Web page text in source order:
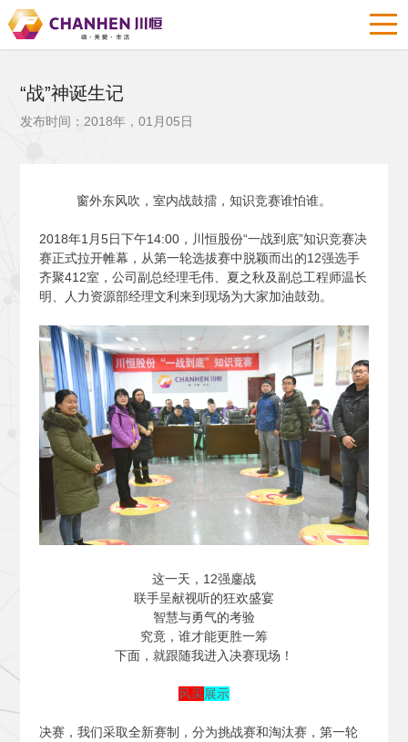
“战”神诞生记
发布时间：2018年，01月05日
窗外东风吹，室内战鼓擂，知识竞赛谁怕谁。
2018年1月5日下午14:00，川恒股份“一战到底”知识竞赛决
赛正式拉开帷幕，从第一轮选拔赛中脱颖而出的12强选手
齐聚412室，公司副总经理毛伟、夏之秋及副总工程师温长
明、人力资源部经理文利来到现场为大家加油鼓劲。
这一天，12强鏖战
联手呈献视听的狂欢盛宴
智慧与勇气的考验
究竟，谁才能更胜一筹
下面，就跟随我进入决赛现场！
风采展示
决赛，我们采取全新赛制，分为挑战赛和淘汰赛，第一轮